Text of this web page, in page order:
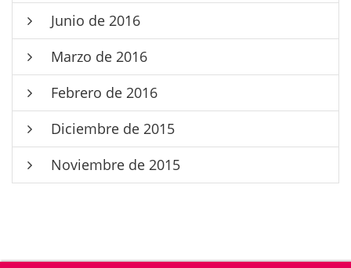
Junio de 2016
Marzo de 2016
Febrero de 2016
Diciembre de 2015
Noviembre de 2015